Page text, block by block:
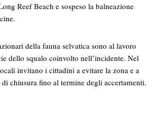
Reef Beach e sospeso la balneazione
della fauna selvatica sono al lavoro
dello squalo coinvolto nell’incidente. Nel
invitano i cittadini a evitare la zona e a
chiusura fino al termine degli accertamenti.